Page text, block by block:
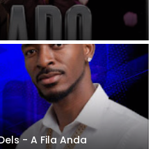
- A Fila Anda